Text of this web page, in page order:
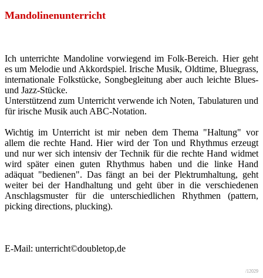
Mandolinenunterricht
Ich unterrichte Mandoline vorwiegend im Folk-Bereich. Hier geht
es um Melodie und Akkordspiel. Irische Musik, Oldtime, Bluegrass,
internationale Folkstücke, Songbegleitung aber auch leichte Blues-
und Jazz-Stücke.
Unterstützend zum Unterricht verwende ich Noten, Tabulaturen und
für irische Musik auch ABC-Notation.
Wichtig im Unterricht ist mir neben dem Thema "Haltung" vor
allem die rechte Hand. Hier wird der Ton und Rhythmus erzeugt
und nur wer sich intensiv der Technik für die rechte Hand widmet
wird später einen guten Rhythmus haben und die linke Hand
adäquat "bedienen". Das fängt an bei der Plektrumhaltung, geht
weiter bei der Handhaltung und geht über in die verschiedenen
Anschlagsmuster für die unterschiedlichen Rhythmen (pattern,
picking directions, plucking).
E-Mail: unterricht©doubletop,de
/12029